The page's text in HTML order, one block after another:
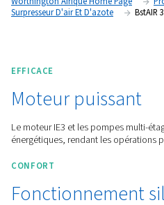
Worthington Afrique Home Page
Surpresseur D'air Et D'azote